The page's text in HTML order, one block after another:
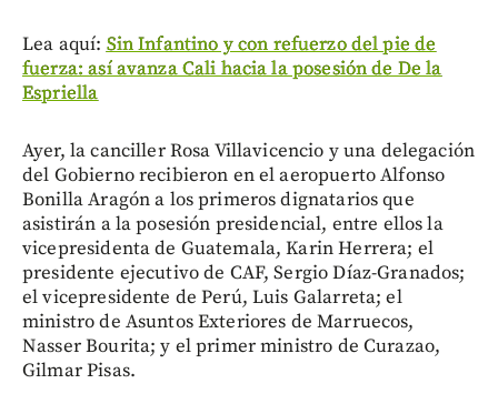
Lea aquí: Sin Infantino y con refuerzo del pie de
fuerza: así avanza Cali hacia la posesión de De la
Espriella
Ayer, la canciller Rosa Villavicencio y una delegación
del Gobierno recibieron en el aeropuerto Alfonso
Bonilla Aragón a los primeros dignatarios que
asistirán a la posesión presidencial, entre ellos la
vicepresidenta de Guatemala, Karin Herrera; el
presidente ejecutivo de CAF, Sergio Díaz-Granados;
el vicepresidente de Perú, Luis Galarreta; el
ministro de Asuntos Exteriores de Marruecos,
Nasser Bourita; y el primer ministro de Curazao,
Gilmar Pisas.